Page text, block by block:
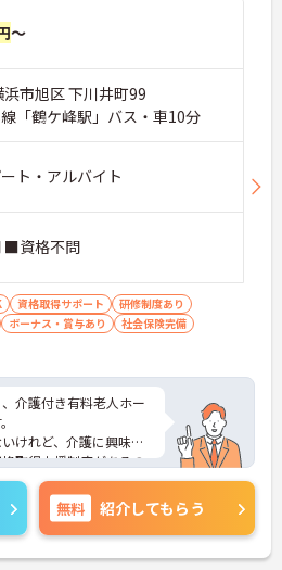
情報共有を実現してい
ことで心身のゆとりが生
ひとりに寄り添ったケア
など、専門性を高めら
料で受講できるなど、
ップを学ぶ研修も充実
補として成長していけ
活躍できます】
定された信頼ある法人
表彰制度など、スタッ
還元する体制が整って
～
市旭区 下川井町99
「鶴ケ峰駅」バス・車10分
ト・アルバイト
■資格不問
資格取得サポート
研修制度あり
ボーナス・賞与あり
社会保険完備
介護付き有料老人ホー
けれど、介護に興味の
取得支援制度があるの
も目指せます。
通勤・自転車通勤が可
もあるので、通勤がら
ントをお伝えしますの
無料 紹介してもらう